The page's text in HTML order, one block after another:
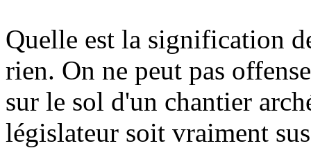
Quelle est la signification
rien. On ne peut pas
sur le sol d'un chantier
législateur soit vraiment